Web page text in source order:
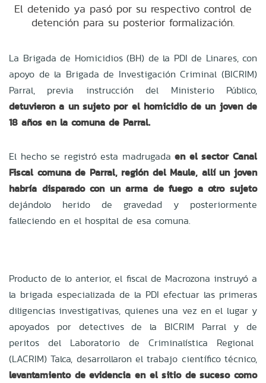
El detenido ya pasó por su respectivo control de
detención para su posterior formalización.
La Brigada de Homicidios (BH) de la PDI de Linares, con
apoyo de la Brigada de Investigación Criminal (BICRIM)
Parral, previa instrucción del Ministerio Público,
detuvieron a un sujeto por el homicidio de un joven de
18 años en la comuna de Parral.
El hecho se registró esta madrugadaen el sector Canal
Fiscal comuna de Parral, región del Maule, allí un joven
habría disparado con un arma de fuego a otro sujeto
dejándolo herido de gravedad y posteriormente
falleciendo en el hospital de esa comuna.
Producto de lo anterior, el fiscal de Macrozona instruyó a
la brigada especializada de la PDI efectuar las primeras
diligencias investigativas, quienes una vez en el lugar y
apoyados por detectives de la BICRIM Parral y de
peritos del Laboratorio de Criminalística Regional
(LACRIM) Talca, desarrollaron el trabajo científico técnico,
levantamiento de evidencia en el sitio de suceso como